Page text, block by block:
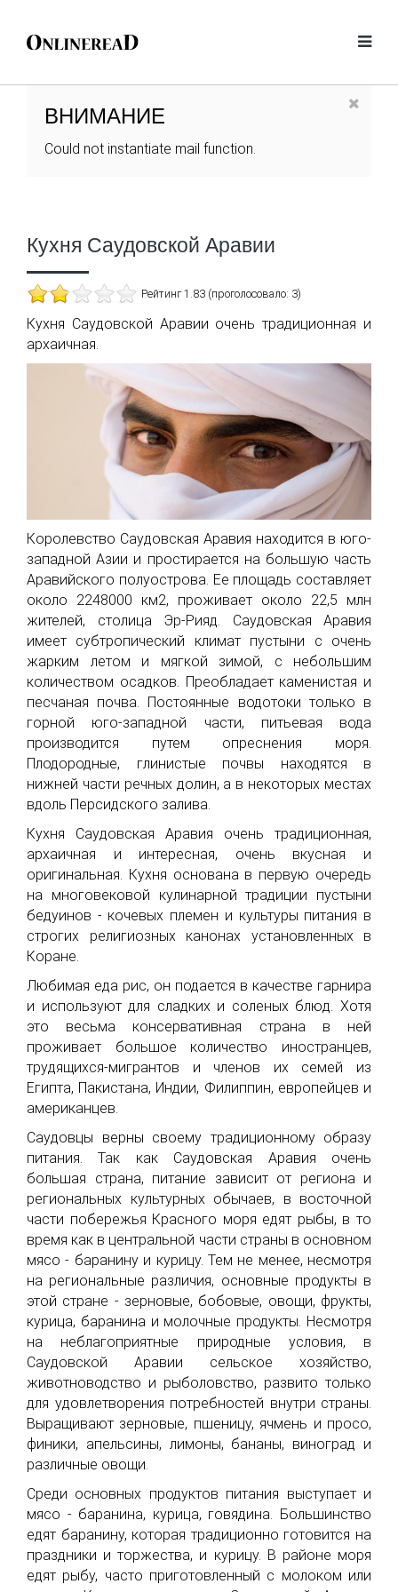
ВНИМАНИЕ
Could not instantiate mail function.
Кухня Саудовской Аравии
Рейтинг 1.83 (проголосовало: 3)
Кухня Саудовской Аравии очень традиционная и
архаичная.
Королевство Саудовская Аравия находится в юго-
западной Азии и простирается на большую часть
Аравийского полуострова. Ее площадь составляет
около 2248000 км2, проживает около 22,5 млн
жителей, столица Эр-Рияд. Саудовская Аравия
имеет субтропический климат пустыни с очень
жарким летом и мягкой зимой, с небольшим
количеством осадков. Преобладает каменистая и
песчаная почва. Постоянные водотоки только в
горной юго-западной части, питьевая вода
производится путем опреснения моря.
Плодородные, глинистые почвы находятся в
нижней части речных долин, а в некоторых местах
вдоль Персидского залива.
Кухня Саудовская Аравия очень традиционная,
архаичная и интересная, очень вкусная и
оригинальная. Кухня основана в первую очередь
на многовековой кулинарной традиции пустыни
бедуинов - кочевых племен и культуры питания в
строгих религиозных канонах установленных в
Коране.
Любимая еда рис, он подается в качестве гарнира
и используют для сладких и соленых блюд. Хотя
это весьма консервативная страна в ней
проживает большое количество иностранцев,
трудящихся-мигрантов и членов их семей из
Египта, Пакистана, Индии, Филиппин, европейцев и
американцев.
Саудовцы верны своему традиционному образу
питания. Так как Саудовская Аравия очень
большая страна, питание зависит от региона и
региональных культурных обычаев, в восточной
части побережья Красного моря едят рыбы, в то
время как в центральной части страны в основном
мясо - баранину и курицу. Тем не менее, несмотря
на региональные различия, основные продукты в
этой стране - зерновые, бобовые, овощи, фрукты,
курица, баранина и молочные продукты. Несмотря
на неблагоприятные природные условия, в
Саудовской Аравии сельское хозяйство,
животноводство и рыболовство, развито только
для удовлетворения потребностей внутри страны.
Выращивают зерновые, пшеницу, ячмень и просо,
финики, апельсины, лимоны, бананы, виноград и
различные овощи.
Среди основных продуктов питания выступает и
мясо - баранина, курица, говядина. Большинство
едят баранину, которая традиционно готовится на
праздники и торжества, и курицу. В районе моря
едят рыбу, часто приготовленный с молоком или